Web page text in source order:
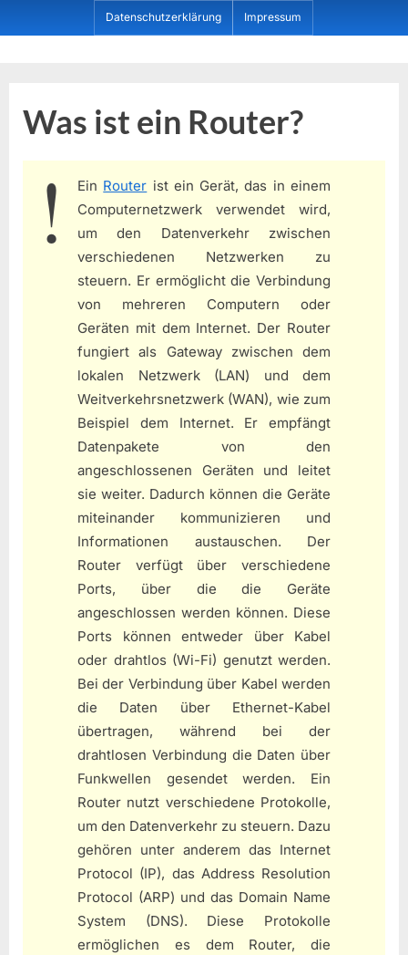
to
Datenschutzerklärung Impressum
Was ist ein Router?
Ein Router ist ein Gerät, das in einem
Computernetzwerk verwendet wird,
um den Datenverkehr zwischen
verschiedenen Netzwerken zu
steuern. Er ermöglicht die Verbindung
von mehreren Computern oder
Geräten mit dem Internet. Der Router
fungiert als Gateway zwischen dem
lokalen Netzwerk (LAN) und dem
Weitverkehrsnetzwerk (WAN), wie zum
Beispiel dem Internet. Er empfängt
Datenpakete von den
angeschlossenen Geräten und leitet
sie weiter. Dadurch können die Geräte
miteinander kommunizieren und
Informationen austauschen. Der
Router verfügt über verschiedene
Ports, über die die Geräte
angeschlossen werden können. Diese
Ports können entweder über Kabel
oder drahtlos (Wi-Fi) genutzt werden.
Bei der Verbindung über Kabel werden
die Daten über Ethernet-Kabel
übertragen, während bei der
drahtlosen Verbindung die Daten über
Funkwellen gesendet werden. Ein
Router nutzt verschiedene Protokolle,
um den Datenverkehr zu steuern. Dazu
gehören unter anderem das Internet
Protocol (IP), das Address Resolution
Protocol (ARP) und das Domain Name
System (DNS). Diese Protokolle
ermöglichen es dem Router, die